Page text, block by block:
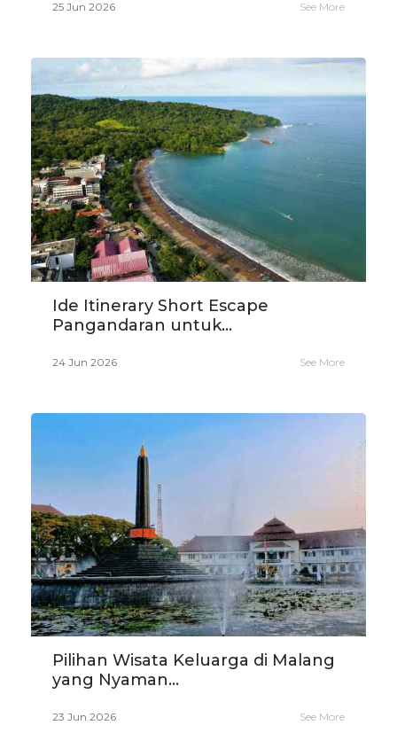
25 Jun 2026 See More
Ide Itinerary Short Escape
Pangandaran untuk...
24 Jun 2026 See More
Pilihan Wisata Keluarga di Malang
yang Nyaman...
23 Jun 2026 See More